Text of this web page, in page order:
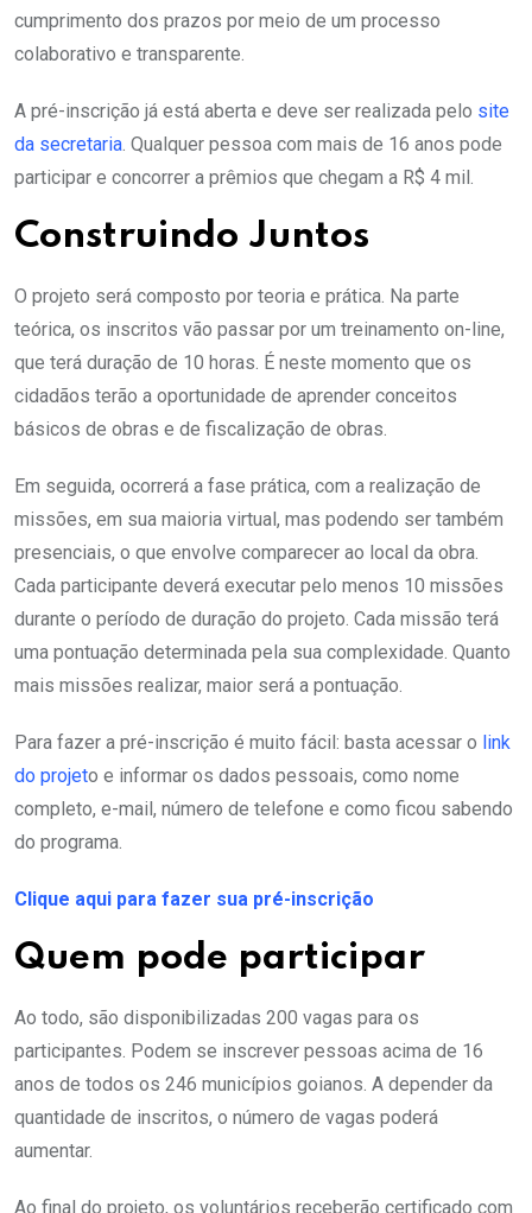
cumprimento dos prazos por meio de um processo
colaborativo e transparente.
A pré-inscrição já está aberta e deve ser realizada pelo site
da secretaria . Qualquer pessoa com mais de 16 anos pode
participar e concorrer a prêmios que chegam a R$ 4 mil.
Construindo Juntos
O projeto será composto por teoria e prática. Na parte
teórica, os inscritos vão passar por um treinamento on-line,
que terá duração de 10 horas. É neste momento que os
cidadãos terão a oportunidade de aprender conceitos
básicos de obras e de fiscalização de obras.
Em seguida, ocorrerá a fase prática, com a realização de
missões, em sua maioria virtual, mas podendo ser também
presenciais, o que envolve comparecer ao local da obra.
Cada participante deverá executar pelo menos 10 missões
durante o período de duração do projeto. Cada missão terá
uma pontuação determinada pela sua complexidade. Quanto
mais missões realizar, maior será a pontuação.
Para fazer a pré-inscrição é muito fácil: basta acessar o link
do projeto e informar os dados pessoais, como nome
completo, e-mail, número de telefone e como ficou sabendo
do programa.
Clique aqui para fazer sua pré-inscrição
Quem pode participar
Ao todo, são disponibilizadas 200 vagas para os
participantes. Podem se inscrever pessoas acima de 16
anos de todos os 246 municípios goianos. A depender da
quantidade de inscritos, o número de vagas poderá
aumentar.
Ao final do projeto, os voluntários receberão certificado com